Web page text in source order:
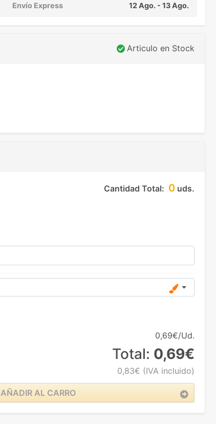
Envío Express
12 Ago. - 13 Ago.
Articulo en Stock
Cantidad Total: 0 uds.
0,69€/Ud.
Total: 0,69€
0,83€ (IVA incluido)
AÑADIR AL CARRO